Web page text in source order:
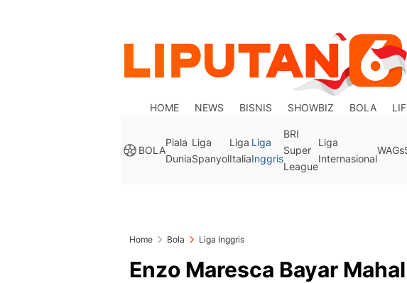
HOME NEWS BISNIS SHOWBIZ BOLA
BOLA
Piala
Dunia
Liga
Spanyol
Liga
Italia
Liga
Inggris
BRI
Super
League
Liga
Internasional
WAGs
Home Bola Liga Inggris
Enzo Maresca Bayar